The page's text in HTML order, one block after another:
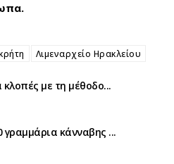
Λιμεναρχείο Ηρακλείου
με τη μέθοδο...
κάνναβης ...